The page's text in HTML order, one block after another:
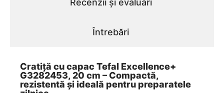
Recenzii și evaluări
Întrebări
Cratiță cu capac Tefal Excellence+
G3282453, 20 cm – Compactă,
rezistentă și ideală pentru preparatele